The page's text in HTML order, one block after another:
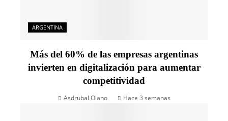
ARGENTINA
Más del 60% de las empresas argentinas
invierten en digitalización para aumentar
competitividad
Asdrubal Olano Hace 3 semanas